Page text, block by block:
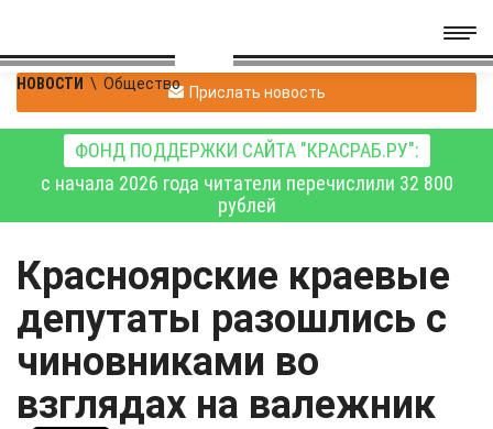
НОВОСТИ \ Общество Прислать новость
ФОНД ПОДДЕРЖКИ САЙТА "КРАСРАБ.РУ":
с начала 2026 года читатели перечислили 32 800
рублей
Красноярские краевые
депутаты разошлись с
чиновниками во
взглядах на валежник